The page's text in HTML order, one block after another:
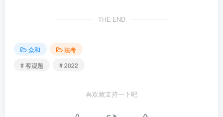
THE END
众和
法考
# 客观题
# 2022
喜欢就支持一下吧